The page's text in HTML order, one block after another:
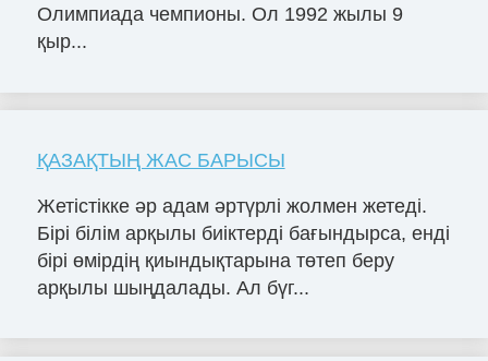
Олимпиада чемпионы. Ол 1992 жылы 9
қыр...
ҚАЗАҚТЫҢ ЖАС БАРЫСЫ
Жетістікке әр адам әртүрлі жолмен жетеді.
Бірі білім арқылы биіктерді бағындырса, енді
бірі өмірдің қиындықтарына төтеп беру
арқылы шыңдалады. Ал бүг...